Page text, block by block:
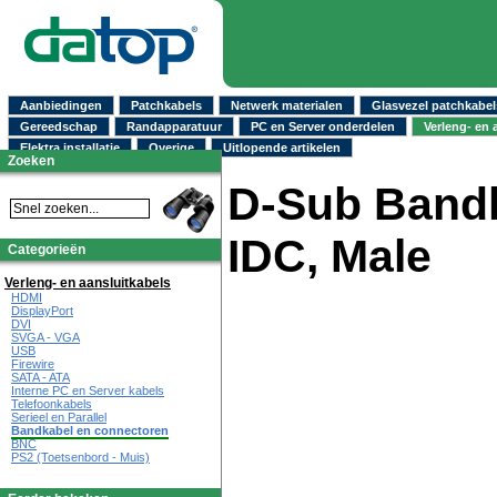
Aanbiedingen Patchkabels Netwerk materialen
Glasvezel
Gereedschap
Randapparatuur PC en Server onderdelen
Verleng- en
Elektra installatie
Overige Uitlopende artikelen
D-Sub
IDC, Male
Zoeken
Categorieën
Verleng- en aansluitkabels
HDMI
DisplayPort
DVI
SVGA - VGA
USB
Firewire
SATA - ATA
Interne PC en Server kabels
Telefoonkabels
Serieel en Parallel
Bandkabel en connectoren
BNC
PS2 (Toetsenbord - Muis)